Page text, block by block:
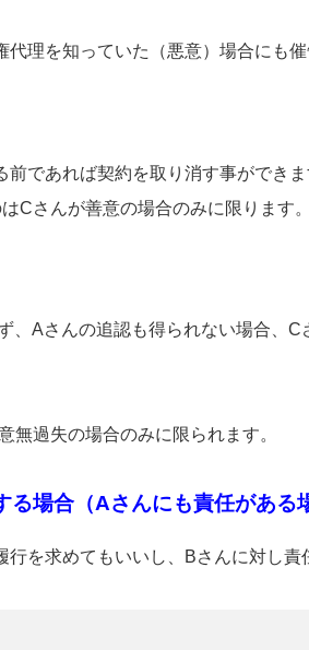
代理を知っていた（悪意）場合にも催
であれば契約を取り消す事ができま
Cさんが善意の場合のみに限ります。
、Aさんの追認も得られない場合、
無過失の場合のみに限られます。
場合（Aさんにも責任がある
を求めてもいいし、Bさんに対し責